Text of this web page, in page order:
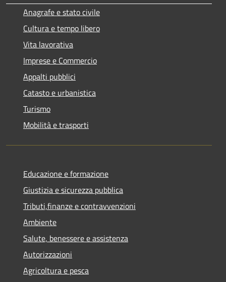
Anagrafe e stato civile
Cultura e tempo libero
Vita lavorativa
Imprese e Commercio
Appalti pubblici
Catasto e urbanistica
Turismo
Mobilità e trasporti
Educazione e formazione
Giustizia e sicurezza pubblica
Tributi,finanze e contravvenzioni
Ambiente
Salute, benessere e assistenza
Autorizzazioni
Agricoltura e pesca